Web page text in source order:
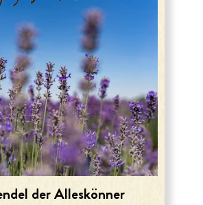
der Alleskönner